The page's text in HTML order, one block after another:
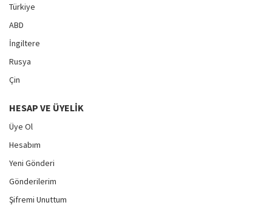
Türkiye
ABD
İngiltere
Rusya
Çin
HESAP VE ÜYELIK
Üye Ol
Hesabım
Yeni Gönderi
Gönderilerim
Şifremi Unuttum